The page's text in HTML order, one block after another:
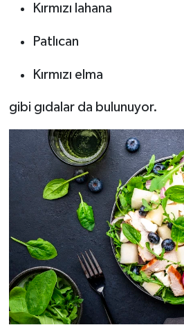
Kırmızı lahana
Patlıcan
Kırmızı elma
gibi gıdalar da bulunuyor.